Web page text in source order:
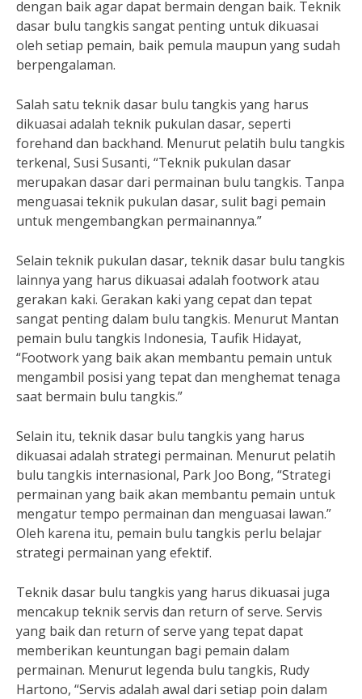
dengan baik agar dapat bermain dengan baik. Teknik
dasar bulu tangkis sangat penting untuk dikuasai
oleh setiap pemain, baik pemula maupun yang sudah
berpengalaman.
Salah satu teknik dasar bulu tangkis yang harus
dikuasai adalah teknik pukulan dasar, seperti
forehand dan backhand. Menurut pelatih bulu tangkis
terkenal, Susi Susanti, “Teknik pukulan dasar
merupakan dasar dari permainan bulu tangkis. Tanpa
menguasai teknik pukulan dasar, sulit bagi pemain
untuk mengembangkan permainannya.”
Selain teknik pukulan dasar, teknik dasar bulu tangkis
lainnya yang harus dikuasai adalah footwork atau
gerakan kaki. Gerakan kaki yang cepat dan tepat
sangat penting dalam bulu tangkis. Menurut Mantan
pemain bulu tangkis Indonesia, Taufik Hidayat,
“Footwork yang baik akan membantu pemain untuk
mengambil posisi yang tepat dan menghemat tenaga
saat bermain bulu tangkis.”
Selain itu, teknik dasar bulu tangkis yang harus
dikuasai adalah strategi permainan. Menurut pelatih
bulu tangkis internasional, Park Joo Bong, “Strategi
permainan yang baik akan membantu pemain untuk
mengatur tempo permainan dan menguasai lawan.”
Oleh karena itu, pemain bulu tangkis perlu belajar
strategi permainan yang efektif.
Teknik dasar bulu tangkis yang harus dikuasai juga
mencakup teknik servis dan return of serve. Servis
yang baik dan return of serve yang tepat dapat
memberikan keuntungan bagi pemain dalam
permainan. Menurut legenda bulu tangkis, Rudy
Hartono, “Servis adalah awal dari setiap poin dalam